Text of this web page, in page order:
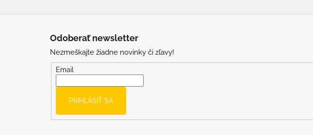
Odoberať newsletter
Nezmeškajte žiadne novinky či zľavy!
Email
PRIHLÁSIŤ SA